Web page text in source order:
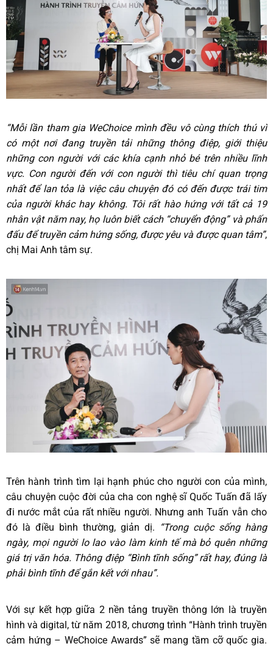
“Mỗi lần tham gia WeChoice mình đều vô cùng thích thú vì
có một nơi đang truyền tải những thông điệp, giới thiệu
những con người với các khía cạnh nhỏ bé trên nhiều lĩnh
vực. Con người đến với con người thì tiêu chí quan trọng
nhất để lan tỏa là việc câu chuyện đó có đến được trái tim
của người khác hay không. Tôi rất hào hứng với tất cả 19
nhân vật năm nay, họ luôn biết cách “chuyển động” và phấn
đấu để truyền cảm hứng sống, được yêu và được quan tâm”,
chị Mai Anh tâm sự.
Trên hành trình tìm lại hạnh phúc cho người con của mình,
câu chuyện cuộc đời của cha con nghệ sĩ Quốc Tuấn đã lấy
đi nước mắt của rất nhiều người. Nhưng anh Tuấn vẫn cho
đó là điều bình thường, giản dị.
“Trong cuộc sống hàng
ngày, mọi người lo lao vào làm kinh tế mà bỏ quên những
giá trị văn hóa. Thông điệp “Bình tĩnh sống” rất hay, đúng là
phải bình tĩnh để gắn kết với nhau”.
Với sự kết hợp giữa 2 nền tảng truyền thông lớn là truyền
hình và digital, từ năm 2018, chương trình “Hành trình truyền
cảm hứng – WeChoice Awards” sẽ mang tầm cỡ quốc gia.